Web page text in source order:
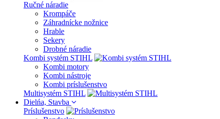
Ručné náradie
Krompáče
Záhradnícke nožnice
Hrable
Sekery
Drobné náradie
Kombi systém STIHL
Kombi motory
Kombi nástroje
Kombi príslušenstvo
Multisystém STIHL
Dielńa, Stavba
Príslušenstvo